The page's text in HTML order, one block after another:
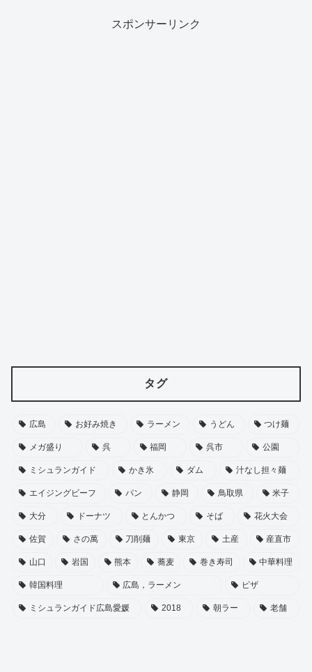
スポンサーリンク
タグ
広島 お好み焼き ラーメン うどん つけ麺
メガ盛り 呉 福岡 呉市 公園
ミシュランガイド かき氷 ダム 汁なし担々麺
エイジングビーフ パン 静岡 鳥取県 米子
大分 ドーナツ とんかつ そば 花火大会
佐賀 さの萬 刀削麺 東京 土産 産直市
山口 岩国 熊本 蕎麦 巻き寿司 中華料理
韓国料理 広島，ラーメン ピザ
ミシュランガイド広島愛媛 2018 朝ラー 老舗